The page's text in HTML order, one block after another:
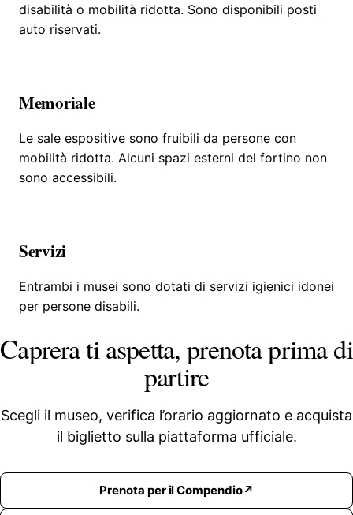
disabilità o mobilità ridotta. Sono disponibili posti
auto riservati.
Memoriale
Le sale espositive sono fruibili da persone con
mobilità ridotta. Alcuni spazi esterni del fortino non
sono accessibili.
Servizi
Entrambi i musei sono dotati di servizi igienici idonei
per persone disabili.
Caprera ti aspetta, prenota prima di
partire
Scegli il museo, verifica l’orario aggiornato e acquista
il biglietto sulla piattaforma ufficiale.
Prenota per il Compendio